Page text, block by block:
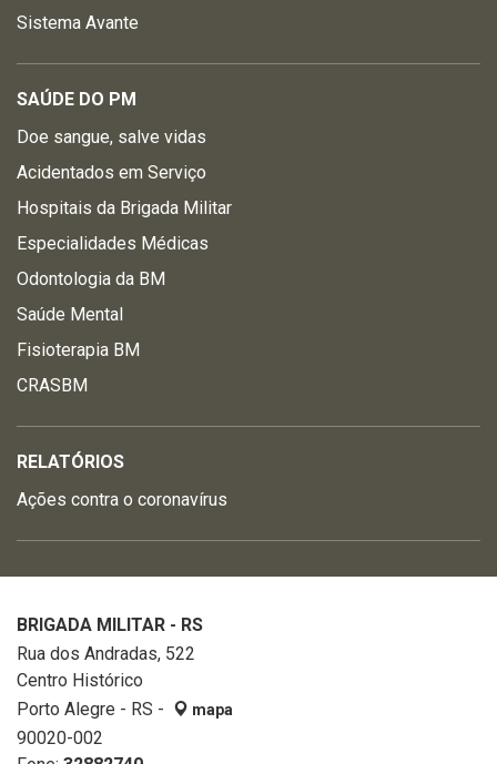
Sistema Avante
SAÚDE DO PM
Doe sangue, salve vidas
Acidentados em Serviço
Hospitais da Brigada Militar
Especialidades Médicas
Odontologia da BM
Saúde Mental
Fisioterapia BM
CRASBM
RELATÓRIOS
Ações contra o coronavírus
BRIGADA MILITAR - RS
Rua dos Andradas, 522
Centro Histórico
Porto Alegre - RS -
mapa
90020-002